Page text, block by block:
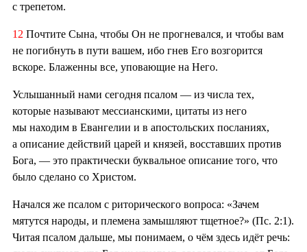
с трепетом.
12 Почтите Сына, чтобы Он не прогневался, и чтобы вам
не погибнуть в пути вашем, ибо гнев Его возгорится
вскоре. Блаженны все, уповающие на Него.
Услышанный нами сегодня псалом — из числа тех,
которые называют мессианскими, цитаты из него
мы находим в Евангелии и в апостольских посланиях,
а описание действий царей и князей, восставших против
Бога, — это практически буквальное описание того, что
было сделано со Христом.
Начался же псалом с риторического вопроса: «Зачем
мятутся народы, и племена замышляют тщетное?» (Пс. 2:1).
Читая псалом дальше, мы понимаем, о чём здесь идёт речь: